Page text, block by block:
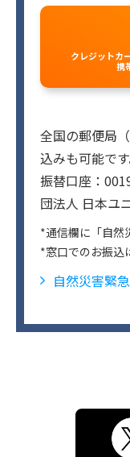
クレジットカ
携
全国の郵便局
込みも可能です
振替口座：
団法人 日本ユ
*通信欄に「自然
*窓口でのお振込
自然災害緊